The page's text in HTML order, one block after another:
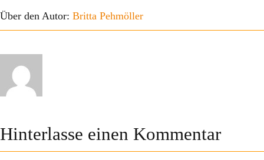
Über den Autor: Britta Pehmöller
Hinterlasse einen Kommentar